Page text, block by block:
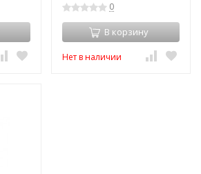
0
В корзину
Нет в наличии